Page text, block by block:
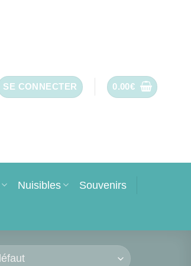
SE CONNECTER 0.00€
Nuisibles Souvenirs